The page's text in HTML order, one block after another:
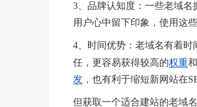
3、品牌认知度：一些老域
用户心中留下印象，使用这
4、时间优势：老域名有着
任，更容易获得较高的权重
发 ，也有利于缩短新网站在
但获取一个适合建站的老域